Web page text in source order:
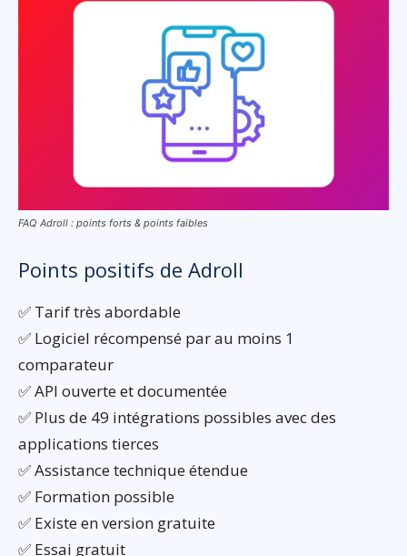
FAQ Adroll : points forts & points faibles
Points positifs de Adroll
✅ Tarif très abordable
✅ Logiciel récompensé par au moins 1
comparateur
✅ API ouverte et documentée
✅ Plus de 49 intégrations possibles avec des
applications tierces
✅ Assistance technique étendue
✅ Formation possible
✅ Existe en version gratuite
✅ Essai gratuit